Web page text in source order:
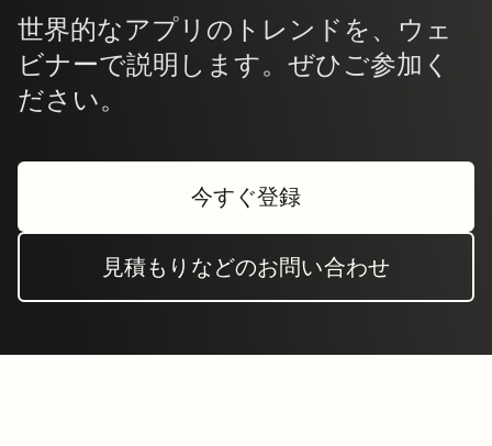
世界的なアプリのトレンドを、ウェ
ビナーで説明します。ぜひご参加く
ださい。
今すぐ登録
見積もりなどのお問い合わせ